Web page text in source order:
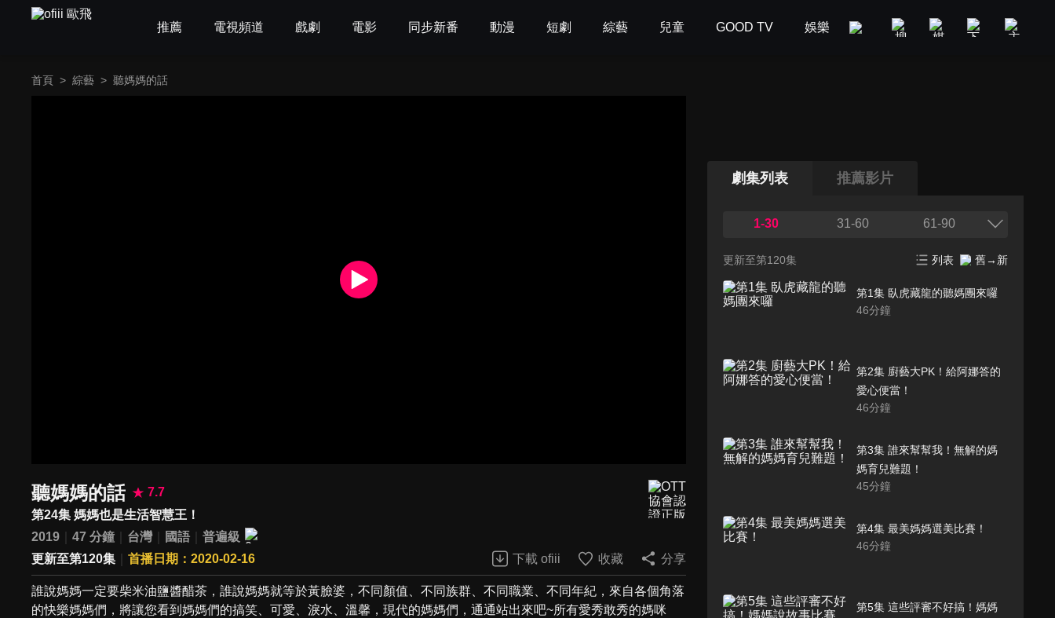
推薦 電視頻道 戲劇 電影 同步新番 動漫 短劇 綜藝 兒童 GOOD TV 娛樂 美食旅遊 新聞政論
首頁 > 綜藝 > 聽媽媽的話
聽媽媽的話
7.7
第24集 媽媽也是生活智慧王！
2019
47 分鐘 台灣 國語
普遍級
更新至第120集
首播日期：2020-02-16 下載 ofiii 收藏 分享
誰說媽媽一定要柴米油鹽醬醋茶，誰說媽媽就等於黃臉婆，不同顏值、不同族群、不同職業、不同年紀，來自各個角落
的快樂媽媽們，將讓您看到媽媽們的搞笑、可愛、淚水、溫馨，現代的媽媽們，通通站出來吧~所有愛秀敢秀的媽咪
劇集列表 推薦影片
1-30 31-60 61-90
更新至第120集 列表 舊→新
第1集 臥虎藏龍的聽媽團來囉
46分鐘
第2集 廚藝大PK！給阿娜答的
愛心便當！
46分鐘
第3集 誰來幫幫我！無解的媽
媽育兒難題！
45分鐘
第4集 最美媽媽選美比賽！
46分鐘
第5集 這些評審不好搞！媽媽